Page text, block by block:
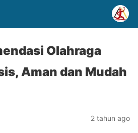
Olahraga
Aman dan Mudah
2 tahun ago